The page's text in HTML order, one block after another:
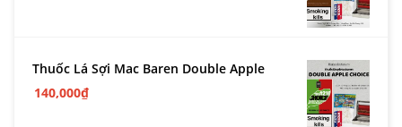
Thuốc Lá Sợi Mac Baren Double Apple
140,000₫